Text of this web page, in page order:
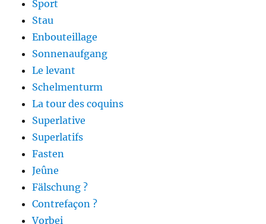
Sport
Stau
Enbouteillage
Sonnenaufgang
Le levant
Schelmenturm
La tour des coquins
Superlative
Superlatifs
Fasten
Jeûne
Fälschung ?
Contrefaçon ?
Vorbei